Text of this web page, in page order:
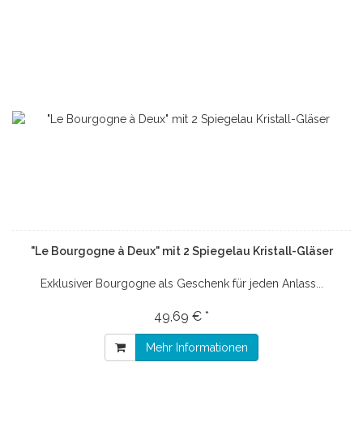
"Le Bourgogne à Deux" mit 2 Spiegelau Kristall-Gläser
Exklusiver Bourgogne als Geschenk für jeden Anlass...
49,69 € *
Mehr Informationen